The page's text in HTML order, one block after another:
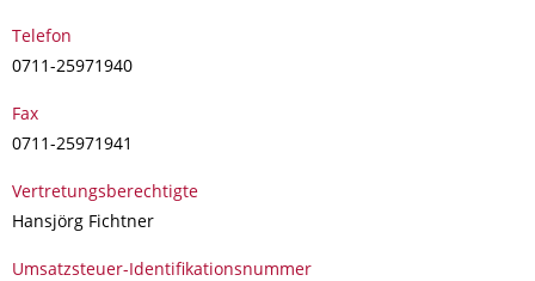
Telefon
0711-25971940
Fax
0711-25971941
Vertretungsberechtigte
Hansjörg Fichtner
Umsatzsteuer-Identifikationsnummer